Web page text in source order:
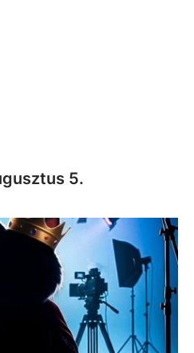
5.